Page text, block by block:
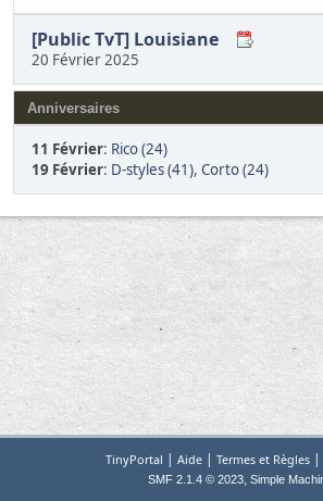
[Public TvT] Louisiane
20 Février 2025
Anniversaires
11 Février: Rico (24)
19 Février: D-styles (41), Corto (24)
TinyPortal | Aide| Termes et Règles|
SMF 2.1.4 © 2023, Simple